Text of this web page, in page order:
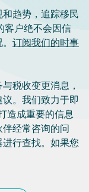
趋势，追踪移民
客户绝不会因信
订阅我们的时事
税收变更消息，
。我们致力于即
造成重要的信息
经常咨询的问
行查找。如果您